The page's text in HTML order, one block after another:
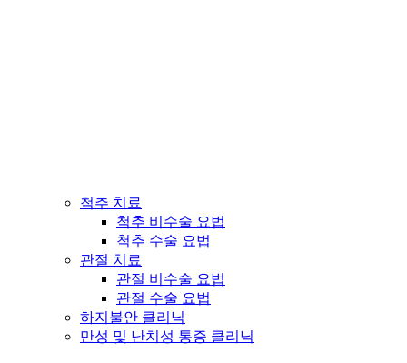
척추 치료
척추 비수술 요법
척추 수술 요법
관절 치료
관절 비수술 요법
관절 수술 요법
하지불안 클리닉
만성 및 난치성 통증 클리닉